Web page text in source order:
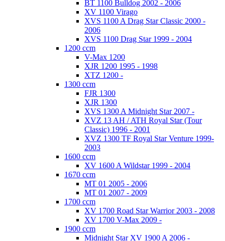
BT 1100 Bulldog 2002 - 2006
XV 1100 Virago
XVS 1100 A Drag Star Classic 2000 -
2006
XVS 1100 Drag Star 1999 - 2004
1200 ccm
V-Max 1200
XJR 1200 1995 - 1998
XTZ 1200 -
1300 ccm
FJR 1300
XJR 1300
XVS 1300 A Midnight Star 2007 -
XVZ 13 AH / ATH Royal Star (Tour
Classic) 1996 - 2001
XVZ 1300 TF Royal Star Venture 1999-
2003
1600 ccm
XV 1600 A Wildstar 1999 - 2004
1670 ccm
MT 01 2005 - 2006
MT 01 2007 - 2009
1700 ccm
XV 1700 Road Star Warrior 2003 - 2008
XV 1700 V-Max 2009 -
1900 ccm
Midnight Star XV 1900 A 2006 -